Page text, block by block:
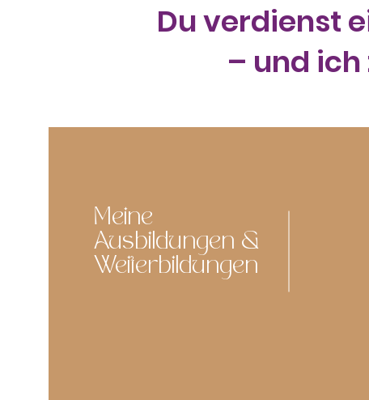
Du verdienst
– und
Meine
Ausbildungen &
Weiterbildungen